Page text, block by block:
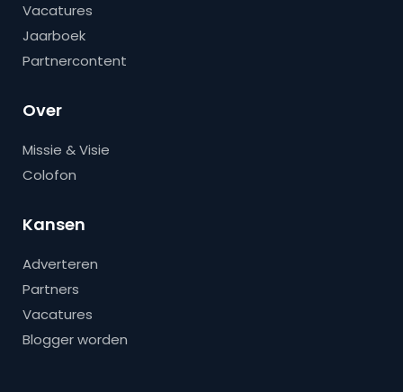
Vacatures
Jaarboek
Partnercontent
Over
Missie & Visie
Colofon
Kansen
Adverteren
Partners
Vacatures
Blogger worden